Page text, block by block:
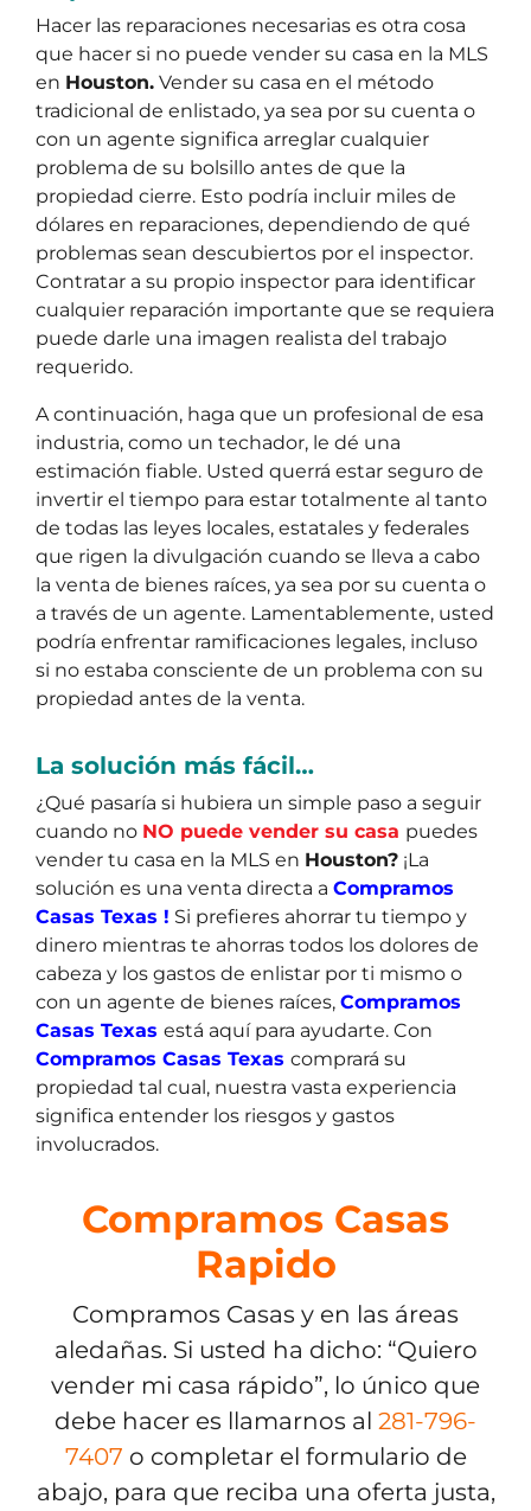
Hacer las reparaciones necesarias es otra cosa
que hacer si no puede vender su casa en la MLS
en Houston. Vender su casa en el método
tradicional de enlistado, ya sea por su cuenta o
con un agente significa arreglar cualquier
problema de su bolsillo antes de que la
propiedad cierre. Esto podría incluir miles de
dólares en reparaciones, dependiendo de qué
problemas sean descubiertos por el inspector.
Contratar a su propio inspector para identificar
cualquier reparación importante que se requiera
puede darle una imagen realista del trabajo
requerido.
A continuación, haga que un profesional de esa
industria, como un techador, le dé una
estimación fiable. Usted querrá estar seguro de
invertir el tiempo para estar totalmente al tanto
de todas las leyes locales, estatales y federales
que rigen la divulgación cuando se lleva a cabo
la venta de bienes raíces, ya sea por su cuenta o
a través de un agente. Lamentablemente, usted
podría enfrentar ramificaciones legales, incluso
si no estaba consciente de un problema con su
propiedad antes de la venta.
La solución más fácil…
¿Qué pasaría si hubiera un simple paso a seguir
cuando no NO puede vender su casa puedes
vender tu casa en la MLS en Houston? ¡La
solución es una venta directa a Compramos
Casas Texas ! Si prefieres ahorrar tu tiempo y
dinero mientras te ahorras todos los dolores de
cabeza y los gastos de enlistar por ti mismo o
con un agente de bienes raíces, Compramos
Casas Texas está aquí para ayudarte. Con
Compramos Casas Texas comprará su
propiedad tal cual, nuestra vasta experiencia
significa entender los riesgos y gastos
involucrados.
Compramos Casas
Rapido
Compramos Casas y en las áreas
aledañas. Si usted ha dicho: “Quiero
vender mi casa rápido”, lo único que
debe hacer es llamarnos al 281-796-
7407 o completar el formulario de
abajo, para que reciba una oferta justa,